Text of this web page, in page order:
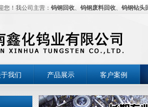
您！我公司主营： 钨钢回收、 钨钢废料回收、 钨钢钻头
我们 产品展示 客户案例